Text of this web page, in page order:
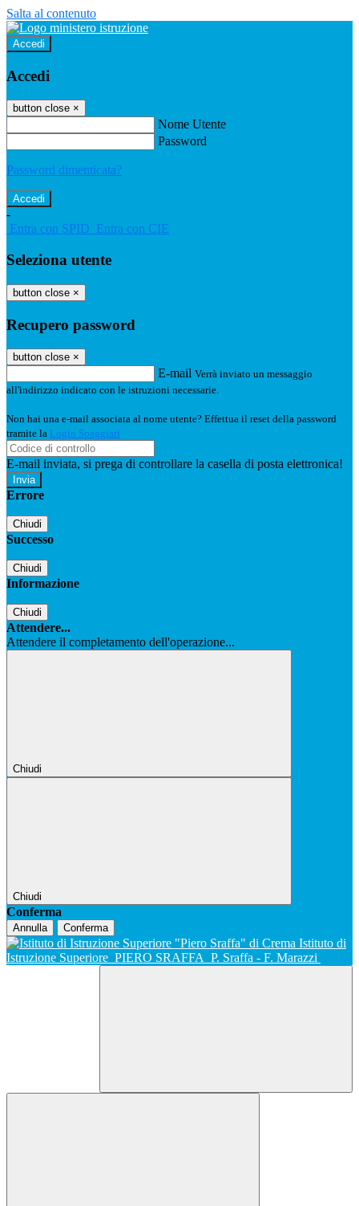
Salta al contenuto
Accedi
Accedi
button close ×
Nome Utente
Password
Password dimenticata?
-
Entra con SPID Entra con CIE
Seleziona utente
button close ×
Recupero password
button close ×
E-mail Verrà inviato un messaggio
all'indirizzo indicato con le istruzioni necessarie.
Non hai una e-mail associata al nome utente? Effettua il reset della password
tramite la Login Spaggiari
E-mail inviata, si prega di controllare la casella di posta elettronica!
Errore
Chiudi
Successo
Chiudi
Informazione
Chiudi
Attendere...
Attendere il completamento dell'operazione...
Chiudi
Chiudi
Conferma
Annulla Conferma
Istituto di
Istruzione Superiore PIERO SRAFFA P. Sraffa - F. Marazzi